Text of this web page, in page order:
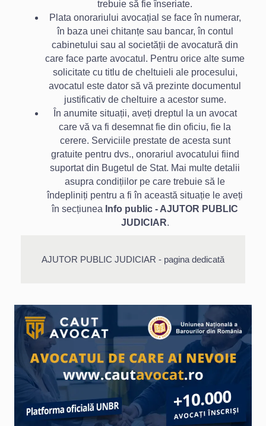
trebuie să fie înseriate.
Plata onorariului avocațial se face în numerar,
în baza unei chitanțe sau bancar, în contul
cabinetului sau al societății de avocatură din
care face parte avocatul. Pentru orice alte sume
solicitate cu titlu de cheltuieli ale procesului,
avocatul este dator să vă prezinte documentul
justificativ de cheltuire a acestor sume.
În anumite situații, aveți dreptul la un avocat
care vă va fi desemnat fie din oficiu, fie la
cerere. Serviciile prestate de acesta sunt
gratuite pentru dvs., onorariul avocatului fiind
suportat din Bugetul de Stat. Mai multe detalii
asupra condițiilor pe care trebuie să le
îndepliniți pentru a fi în această situație le aveți
în secțiunea Info public - AJUTOR PUBLIC
JUDICIAR.
AJUTOR PUBLIC JUDICIAR - pagina dedicată